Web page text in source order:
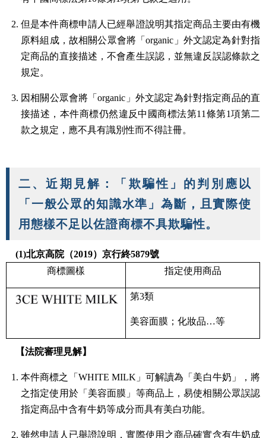
但是本件商標申請人已經舉證說明其指定商品主要由有機
原料組成，故相關公眾會將「organic」外文認定為針對指
定商品的直接描述，不會產生誤認，並無違反誤認條款之
規定。
因相關公眾會將「organic」外文認定為針對指定商品的直
接描述，本件商標仍然違反中國商標法第11條第1項第二
款之規定，應不具有識別性而不得註冊。
二、近期見解：「欺騙性」的判別應以
「一般公眾的知識水準」為斷，且實際使
用態樣不足以佐證商標不具欺騙性。
(1)北京高院（2019）京行終5879號
商標圖樣
指定使用商品
第3類
美容面膜；化妝品…等
【法院審理見解】
本件商標之「WHITE MILK」可解讀為「美白牛奶」，將
之指定使用於「美容面膜」等商品上，易使相關公眾誤認
指定商品中含有牛奶等成分而具有美白功能。
雖然申請人已舉證說明，實際使用之商品確實含有牛奶成